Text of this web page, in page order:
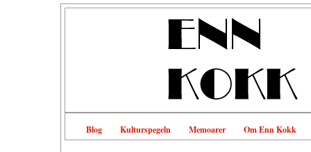
Blog Kulturspegeln Memoarer Om Enn Kokk